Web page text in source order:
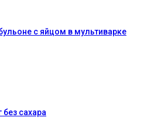
с яйцом в мультиварке
сахара